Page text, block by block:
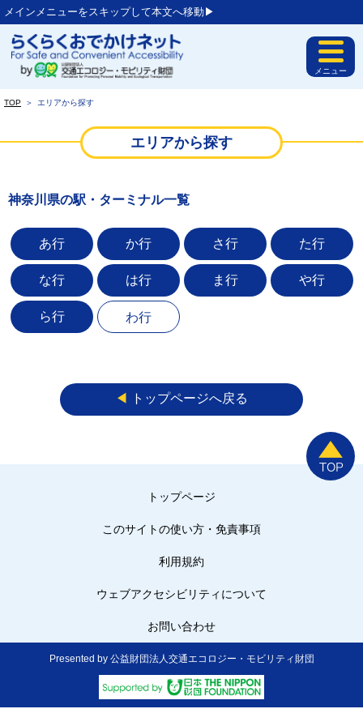
メインメニューをスキップして本文へ移動▶︎
メニュー
TOP ＞ エリアから探す
エリアから探す
神奈川県の駅・ターミナル一覧
あ行 か行 さ行 た行
な行 は行 ま行 や行
ら行 わ行
◀︎ トップページへ戻る
トップページ
このサイトの使い方・免責事項
利用規約
ウェブアクセシビリティについて
お問い合わせ
Presented by 公益財団法人交通エコロジー・モビリティ財団